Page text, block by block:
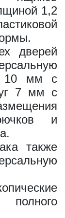
350 x 147 x 35
0.3 кг
А4
1,2
дверей
10 мм c
7 мм с
и
также